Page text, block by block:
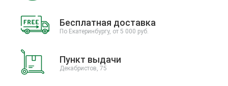
Бесплатная доставка
По Екатеринбургу, от 5 000 руб.
Пункт выдачи
Декабристов, 75